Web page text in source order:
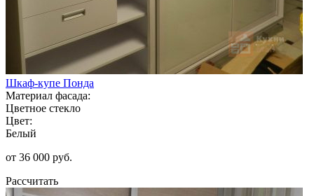
Шкаф-купе Понда
Материал фасада:
Цветное стекло
Цвет:
Белый
от 36 000 руб.
Рассчитать